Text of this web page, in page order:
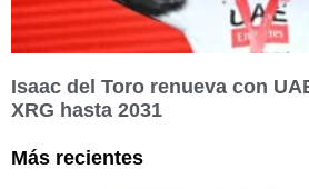
Isaac del Toro renueva con
XRG hasta 2031
Más recientes